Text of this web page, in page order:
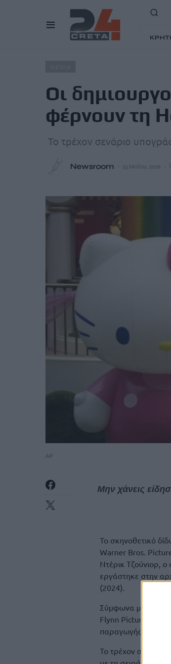
Οι
φέρνουν τη
Το τρέχον σενάριο
Newsroom 23 Μαΐου, 2026
AP
Μην χάνεις
Το σκηνοθετικό
Warner Bros.
Ντέρικ Τζούνιορ,
εργάστηκε στην
(2024).
Σύμφωνα με το
Flynn Picture
παραγωγής και η
Το τρέχον σενάριο